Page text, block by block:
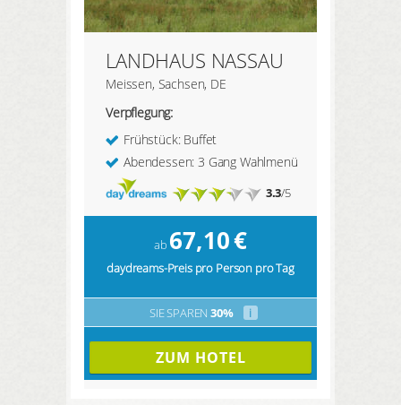
LANDHAUS NASSAU
Meissen, Sachsen, DE
Verpflegung:
Frühstück: Buffet
Abendessen: 3 Gang Wahlmenü
3.3/5
ab 67,10€
daydreams-Preis pro Person pro Tag
SIE SPAREN 30% i
ZUM HOTEL